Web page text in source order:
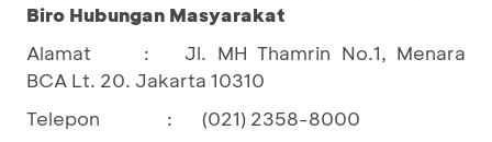
Biro Hubungan Masyarakat
Alamat
:
Jl. MH Thamrin No.1, Menara
BCA Lt. 20. Jakarta 10310
Telepon
:
(021) 2358-8000